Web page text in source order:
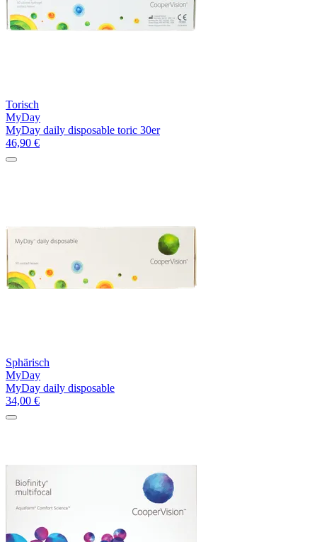
Torisch
MyDay
MyDay daily disposable toric 30er
46,90 €
Sphärisch
MyDay
MyDay daily disposable
34,00 €